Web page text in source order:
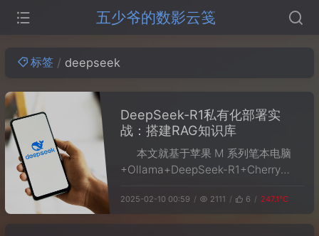
五少爷的数影云笺
标签 deepseek
DeepSeek-R1私有化部署实
战：搭建RAG知识库
本文就基于苹果 M 系列笔本电脑
+Ollama+DeepSeek-R1+Cherry
助手和RAG知识库。
2025-02-10 00:59 2111 6 247.1℃